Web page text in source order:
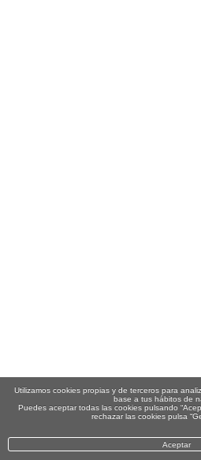
Utilizamos cookies propias y de terceros para
base a tus hábitos de
Puedes aceptar todas las cookies pulsando
rechazar las cookies pulsa
Aceptar